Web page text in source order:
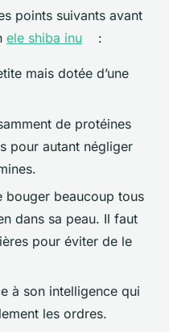
points suivants avant
ele shiba inu :
mais dotée d’une
de protéines
pour autant négliger
bouger beaucoup tous
dans sa peau. Il faut
pour éviter de le
à son intelligence qui
les ordres.